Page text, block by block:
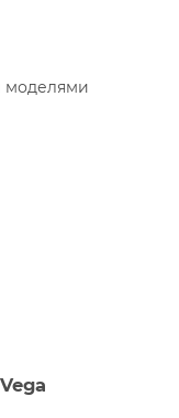
моделями